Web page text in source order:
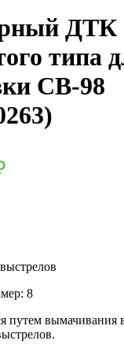
ДТК
типа
СВ-98
8
путем вымачивания